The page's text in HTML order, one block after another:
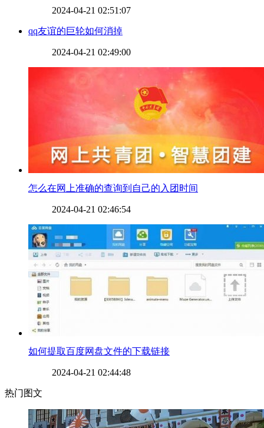
2024-04-21 02:51:07
qq友谊的巨轮如何消掉
2024-04-21 02:49:00
​怎么在网上准确的查询到自己的入团时间
2024-04-21 02:46:54
如何提取百度网盘文件的下载链接
2024-04-21 02:44:48
热门图文